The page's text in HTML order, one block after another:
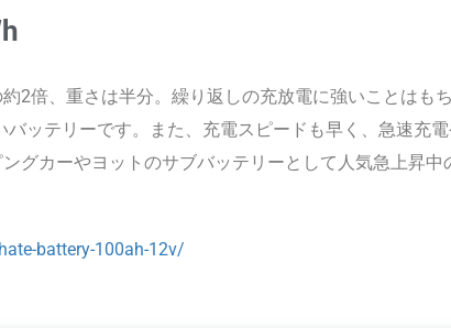
2倍、重さは半分。繰り返しの充放電に強いことはも
バッテリーです。また、充電スピードも早く、急速充
グカーやヨットのサブバッテリーとして人気急上昇中
battery-100ah-12v/